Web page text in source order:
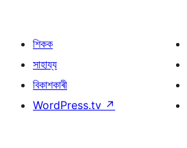
শিকক
সাহায্য
বিকাশকাৰী
WordPress.tv ↗